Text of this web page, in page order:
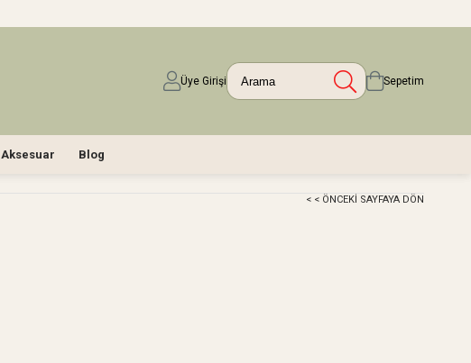
Üye Girişi Sepetim
Aksesuar Blog
< < ÖNCEKI SAYFAYA DÖN